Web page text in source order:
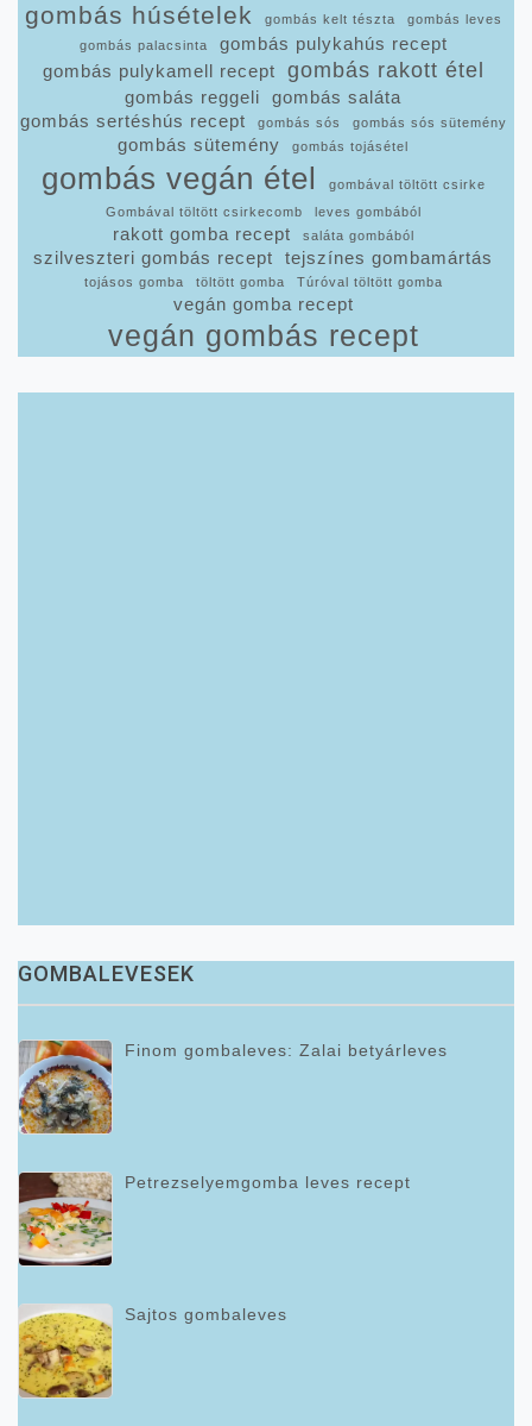
gombás húsételek gombás kelt tészta
gombás leves
gombás palacsinta
gombás pulykahús recept
gombás pulykamell recept
gombás rakott étel
gombás reggeli
gombás saláta
gombás sertéshús recept
gombás sós gombás sós sütemény
gombás sütemény gombás tojásétel
gombás vegán étel
gombával töltött csirke
Gombával töltött csirkecomb
leves gombából
rakott gomba recept saláta gombából
szilveszteri gombás recept tejszínes gombamártás
tojásos gomba töltött gomba Túróval töltött gomba
vegán gomba recept
vegán gombás recept
GOMBALEVESEK
Finom gombaleves: Zalai betyárleves
Petrezselyemgomba leves recept
Sajtos gombaleves